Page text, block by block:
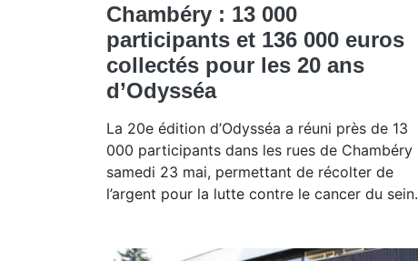
Chambéry : 13 000
participants et 136 000 euros
collectés pour les 20 ans
d’Odysséa
La 20e édition d’Odysséa a réuni près de 13
000 participants dans les rues de Chambéry
samedi 23 mai, permettant de récolter de
l’argent pour la lutte contre le cancer du sein.